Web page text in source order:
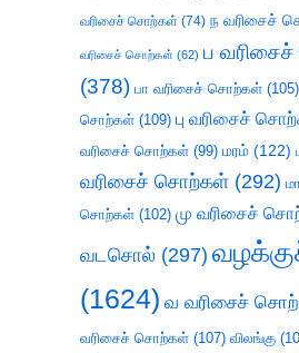
வரிசைச் சொற்கள் (74) ந வரிசைச்
வரிசைச் சொற்கள் (62) ப
(378) பா வரிசைச் சொற்கள் (105)
சொற்கள் (109) பு வரிசைச்
வரிசைச் சொற்கள் (99) மரம் (122)
வரிசைச் சொற்கள் (292)
சொற்கள் (102) மு வரிசைச்
வடசொல் (297)
(1624) வ வரிசைச்
வரிசைச் சொற்கள் (107) விலங்கு